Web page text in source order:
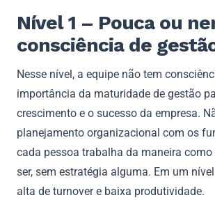
Nível 1 – Pouca ou
consciência de
Nesse nível, a equipe não tem
importância da maturidade de gestão
crescimento e o sucesso da empresa.
planejamento organizacional com os
cada pessoa trabalha da maneira como
ser, sem estratégia alguma. Em um
alta de turnover e baixa produtividade.